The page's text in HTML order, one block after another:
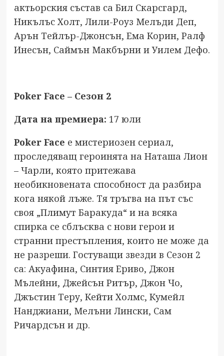
актьорския състав са Бил Скарсгард,
Никълъс Холт, Лили-Роуз Мелъди Деп,
Арън Тейлър-Джонсън, Ема Корин, Ралф
Инесън, Саймън Макбърни и Уилем Дефо.
Poker Face – Сезон 2
Дата на премиера: 17 юли
Poker Face е мистериозен сериал,
проследяващ героинята на Наташа Лион
– Чарли, която притежава
необикновената способност да разбира
кога някой лъже. Тя тръгва на път със
своя „Плимут Баракуда“ и на всяка
спирка се сблъсква с нови герои и
странни престъпления, които не може да
не разреши. Гостуващи звезди в Сезон 2
са: Акуафина, Синтия Ериво, Джон
Мълейни, Джейсън Ритър, Джон Чо,
Джъстин Теру, Кейти Холмс, Кумейл
Нанджиани, Мелъни Лински, Сам
Ричардсън и др.